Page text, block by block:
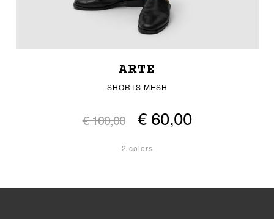
ARTE
SHORTS MESH
€ 100,00 € 60,00
2 colors